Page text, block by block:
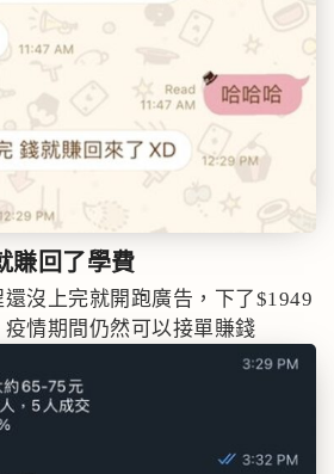
賺回了學費
沒上完就開跑廣告，下了$1949
情期間仍然可以接單賺錢